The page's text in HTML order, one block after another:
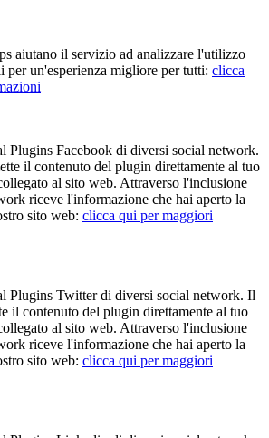
aiutano il servizio ad analizzare l'utilizzo
un'esperienza migliore per tutti: clicca
Plugins Facebook di diversi social network.
il contenuto del plugin direttamente al tuo
al sito web. Attraverso l'inclusione
riceve l'informazione che hai aperto la
sito web: clicca qui per maggiori
Plugins Twitter di diversi social network. Il
il contenuto del plugin direttamente al tuo
al sito web. Attraverso l'inclusione
riceve l'informazione che hai aperto la
sito web: clicca qui per maggiori